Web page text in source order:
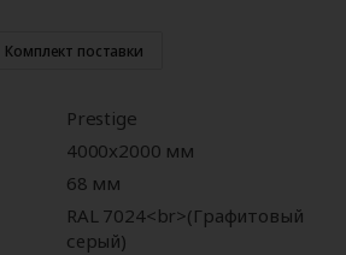
Комплект поставки
Prestige
4000x2000 мм
68 мм
RAL 7024<br>(Графитовый
серый)